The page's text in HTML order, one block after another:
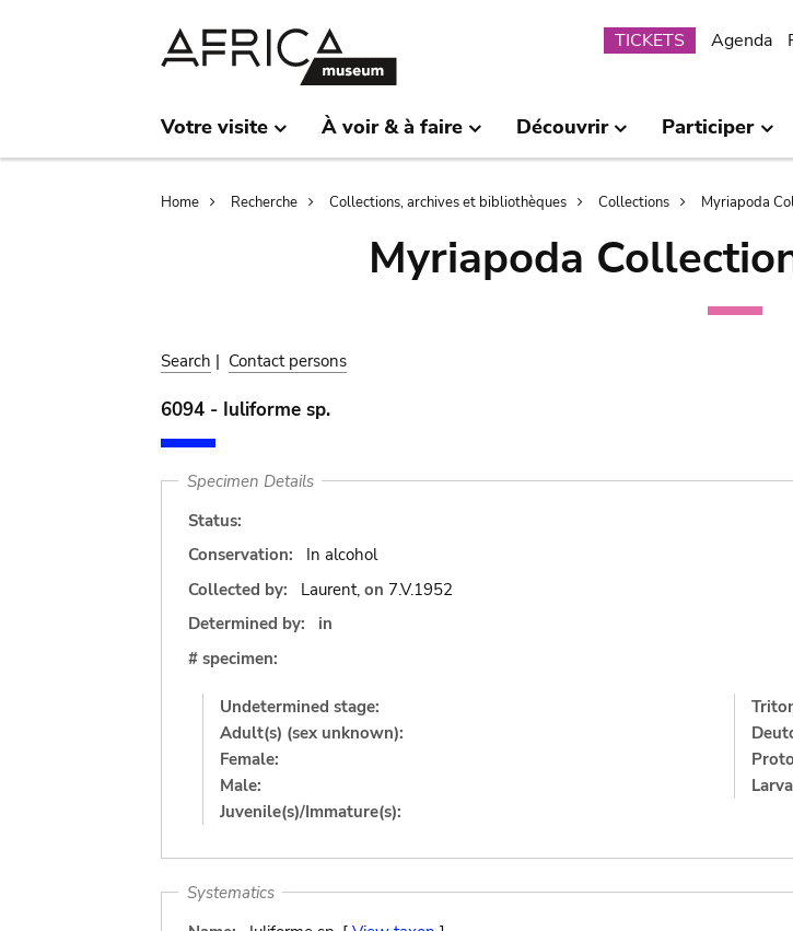
Submenu
TICKETS Agenda
Votre visite À voir & à faire Découvrir Participer
Breadcrumb
Home Recherche Collections, archives et bibliothèques Collections Myriapoda
Myriapoda
Search | Contact persons
6094 - Iuliforme sp.
Specimen Details
Status:
Conservation:
In alcohol
Collected by:
Laurent, on 7.V.1952
Determined by:
in
# specimen:
Undetermined stage:
Adult(s) (sex unknown):
Female:
Male:
Juvenile(s)/Immature(s):
Systematics